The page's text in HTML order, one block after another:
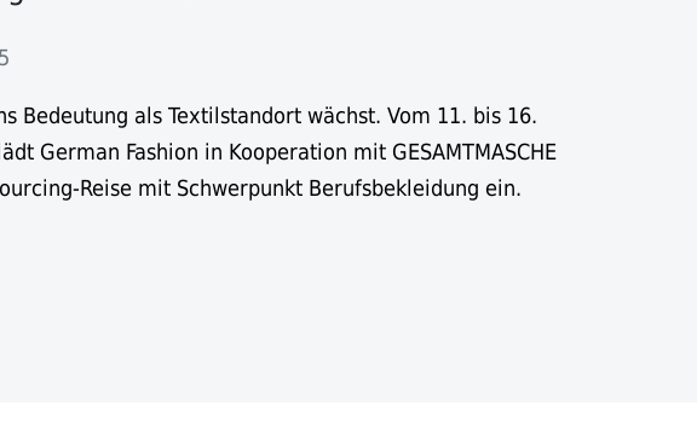
Bedeutung als Textilstandort wächst. Vom 11. bis 16.
German Fashion in Kooperation mit GESAMTMASCHE
Reise mit Schwerpunkt Berufsbekleidung ein.